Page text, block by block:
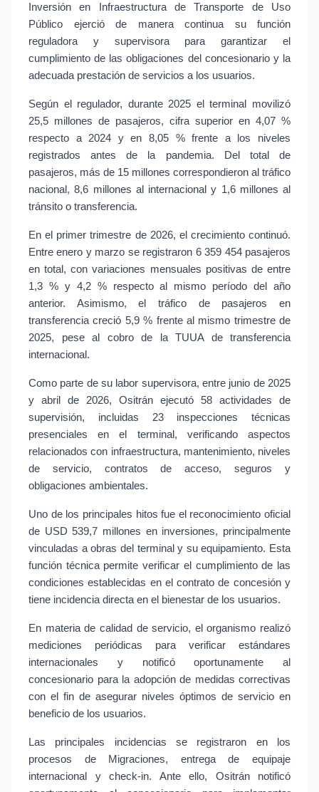
Inversión en Infraestructura de Transporte de Uso
Público ejerció de manera continua su función
reguladora y supervisora para garantizar el
cumplimiento de las obligaciones del concesionario y la
adecuada prestación de servicios a los usuarios.
Según el regulador, durante 2025 el terminal movilizó
25,5 millones de pasajeros, cifra superior en 4,07 %
respecto a 2024 y en 8,05 % frente a los niveles
registrados antes de la pandemia. Del total de
pasajeros, más de 15 millones correspondieron al tráfico
nacional, 8,6 millones al internacional y 1,6 millones al
tránsito o transferencia.
En el primer trimestre de 2026, el crecimiento continuó.
Entre enero y marzo se registraron 6 359 454 pasajeros
en total, con variaciones mensuales positivas de entre
1,3 % y 4,2 % respecto al mismo período del año
anterior. Asimismo, el tráfico de pasajeros en
transferencia creció 5,9 % frente al mismo trimestre de
2025, pese al cobro de la TUUA de transferencia
internacional.
Como parte de su labor supervisora, entre junio de 2025
y abril de 2026, Ositrán ejecutó 58 actividades de
supervisión, incluidas 23 inspecciones técnicas
presenciales en el terminal, verificando aspectos
relacionados con infraestructura, mantenimiento, niveles
de servicio, contratos de acceso, seguros y
obligaciones ambientales.
Uno de los principales hitos fue el reconocimiento oficial
de USD 539,7 millones en inversiones, principalmente
vinculadas a obras del terminal y su equipamiento. Esta
función técnica permite verificar el cumplimiento de las
condiciones establecidas en el contrato de concesión y
tiene incidencia directa en el bienestar de los usuarios.
En materia de calidad de servicio, el organismo realizó
mediciones periódicas para verificar estándares
internacionales y notificó oportunamente al
concesionario para la adopción de medidas correctivas
con el fin de asegurar niveles óptimos de servicio en
beneficio de los usuarios.
Las principales incidencias se registraron en los
procesos de Migraciones, entrega de equipaje
internacional y check-in. Ante ello, Ositrán notificó